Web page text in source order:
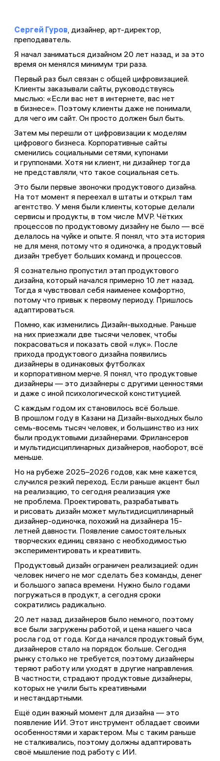
Комментариев пока не было...
Обменивайтесь эмоциями и мнением. Редакция
читает все комментарии, а на некоторые —
отвечает
Сергей Гуров, дизайнер, арт-директор,
преподаватель.
Я начал заниматься дизайном 20 лет назад, и за это
время он менялся минимум три раза.
Первый раз был связан с общей цифровизацией.
Клиенты заказывали сайты, руководствуясь
мыслью: «Если вас нет в интернете, вас нет
в бизнесе». Поэтому клиенты даже не понимали,
для чего им сайт. Он просто должен был быть.
Затем мы перешли от цифровизации к моделям
цифрового бизнеса. Корпоративные сайты
сменились социальными сетями, купонами
и группонами. Хотя ни клиент, ни дизайнер тогда
не представляли, что такое социальная сеть.
Это были первые звоночки продуктового дизайна.
На тот момент я переехал в штаты и открыл там
агентство. У меня были клиенты, которые делали
сервисы и продукты, в том числе MVP. Чётких
процессов по продуктовому дизайну не было — всё
делалось на чуйке и опыте. Я понял, что эта история
не для меня, потому что я одиночка, а продуктовый
дизайн требует больших команд и процессов.
Я сознательно пропустил этап продуктового
дизайна, который начался примерно 10 лет назад.
Тогда я чувствовал себя наименее комфортно,
потому что привык к первому периоду. Пришлось
адаптироваться.
Помню, как изменились Дизайн-выходные. Раньше
на них приезжали две тысячи человек, чтобы
покрасоваться и показать свой «лук». После
прихода продуктового дизайна появились
дизайнеры в одинаковых футболках
и корпоративном мерче. Я понял, что продуктовые
дизайнеры — это дизайнеры с другими ценностями
и даже с иной психологической конституцией.
С каждым годом их становилось всё больше.
В прошлом году в Казани на Дизайн-выходных было
семь-восемь тысяч человек, и большинство из них
были продуктовыми дизайнерами. Фрилансеров
и мультидисциплинарных дизайнеров, наоборот, всё
меньше.
Но на рубеже 2025–2026 годов, как мне кажется,
случился резкий переход. Если раньше акцент был
на реализацию, то сегодня реализация уже
не проблема. Проектировать, разрабатывать
и рисовать дизайн может мультидисциплинарный
дизайнер-одиночка, похожий на дизайнера 15-
летней давности. Появление самостоятельных
творческих единиц связано с необходимостью
экспериментировать и креативить.
Продуктовый дизайн ограничен реализацией: один
человек ничего не мог сделать без команды, денег
и большого запаса времени. Нужно было годами
погружаться в продукт, а сегодня сроки
сократились радикально.
20 лет назад дизайнеров было немного, поэтому
все были загружены работой, и цена нашего часа
росла год от года. Когда начался продуктовый бум,
дизайнеров стало на порядок больше. Сегодня
рынку столько не требуется, поэтому дизайнеры
теряют работу или уходят в другие направления.
В частности, страдают продуктовые дизайнеры,
которых не учили быть креативными
и нестандартными.
Ещё один важный момент для дизайна — это
появление ИИ. Этот инструмент обладает своими
особенностями и характером. Мы с таким раньше
не сталкивались, поэтому должны адаптировать
своё мышление под работу с ИИ.